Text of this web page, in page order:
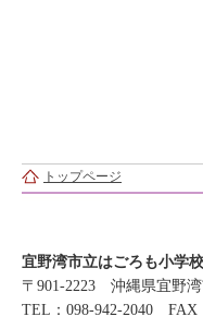
トップページ
宜野湾市立はごろも小学校
〒901-2223 沖縄県宜野
TEL：098-942-2040